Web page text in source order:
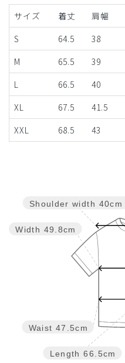
サイズ 着丈 肩幅
S
64.5 38
M
65.5 39
L
66.5 40
XL
67.5 41.5
XXL
68.5 43
Length 66.5cm
Waist 47.5cm
Width 49.8cm
Shoulder width 40cm